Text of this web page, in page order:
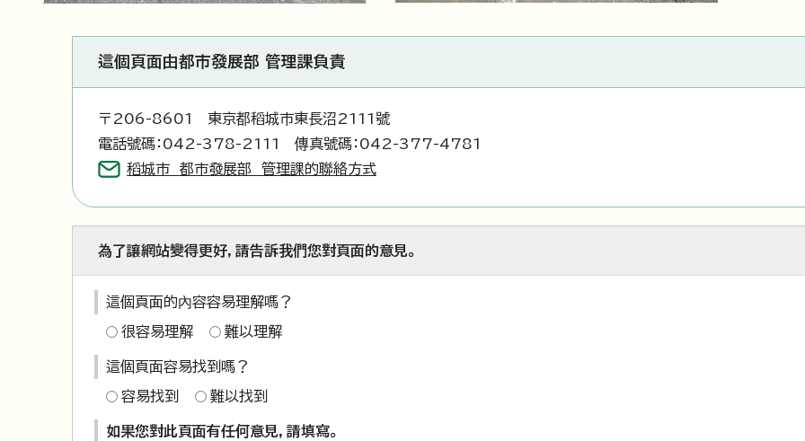
這個頁面由都市發展部 管理課負責
〒206-8601 東京都稻城市東長沼2111號
電話號碼：042-378-2111 傳真號碼：042-377-4781
稻城市 都市發展部 管理課的聯絡方式
為了讓網站變得更好，請告訴我們您對頁面的意見。
這個頁面的內容容易理解嗎？
很容易理解 難以理解
這個頁面容易找到嗎？
容易找到 難以找到
如果您對此頁面有任何意見，請填寫。